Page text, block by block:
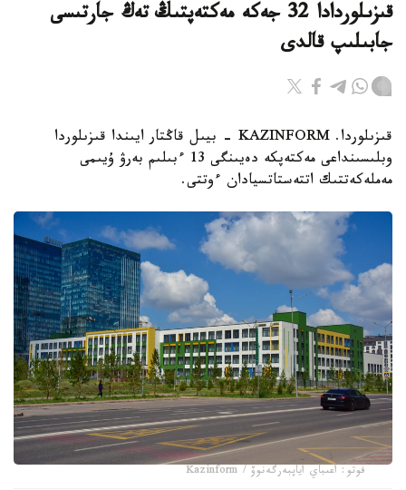
قىزىلوردادا 32 جەكە مەكتەپتىڭ تەڭ جارتىسى
جابىلىپ قالدى
قىزىلوردا. KAZINFORM - بيىل قاڭتار ايىندا قىزىلوردا
وبلىسىنداعى مەكتەپكە دەيىنگى 13 ءبىلىم بەرۋ ۇيىمى
مەملەكەتتىك اتتەستاتسيادان ءوتتى.
فوتو: اعىباي اياپبەرگەنوۆ / Kazinform